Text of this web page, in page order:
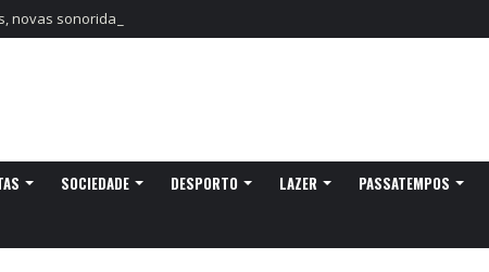
novas sonoridades e criação artística marcam a nova temporada do CTAL
SOCIEDADE DESPORTO LAZER PASSATEMPOS